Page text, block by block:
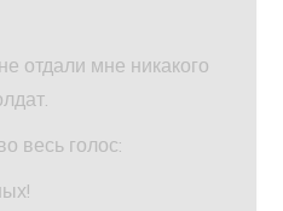
мне никакого
весь голос: